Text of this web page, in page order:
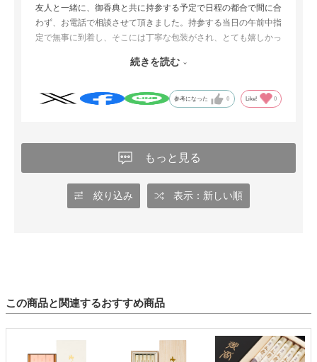
友人と一緒に、御香典と共に持参する予定で日程の都合で間に合
わず、お電話で相談させて頂きました。持参する当日の午前中指
定で無事に到着し、そこには丁寧な包装がされ、とても嬉しかっ
ご無理なお願いでしたが、しっかりした対応を頂き、日本香堂様
れば次も利用したいと思いました。ありがとうございました。
続きを読む
参考になった 0 Like! 0
もっと見る
絞り込み 表示：新しい順
この商品と関連するおすすめ商品